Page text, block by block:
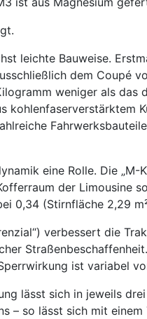
leichte Bauweise.
dem Coupé
weniger als
eine Rolle. Die
der Limousine
0,34 (Stirnfläche 2,29
verbessert die
ist variabel
lässt sich in jeweils
– so lässt sich mit